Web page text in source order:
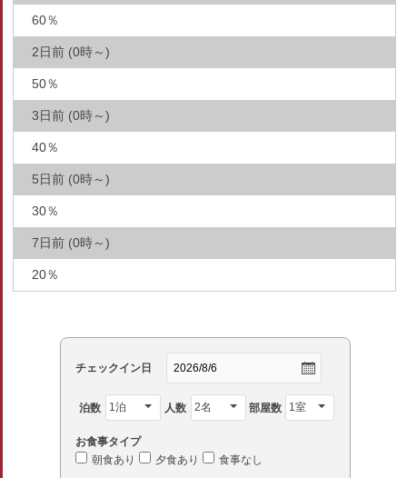
60％
2日前 (0時～)
50％
3日前 (0時～)
40％
5日前 (0時～)
30％
7日前 (0時～)
20％
チェックイン日
泊数 人数 部屋数
お食事タイプ
朝食あり
夕食あり 食事なし